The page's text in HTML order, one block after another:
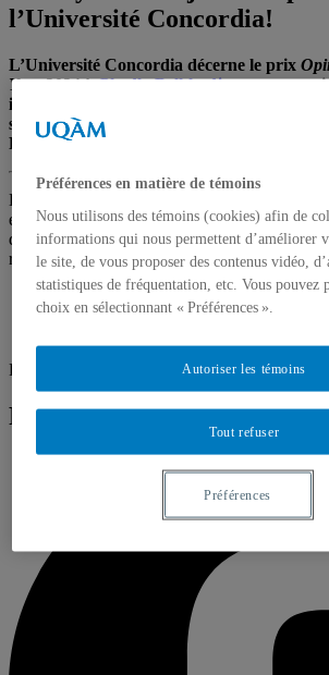
l’Université Concordia!
L’Université Concordia décerne le prix
Year 2024àChedly Belkhodja, en
interventions médiatiques qui jettent un
sur les politiques canadiennes liées à
Félicitations!
Le prix est décerné annuellement par
et ceux qui prennent position sur les questions
des lettres d’opinion, en apportant leur point
recherche. En savoir plus sur le prix
Photo : Chedly Belkhodja
Partager sur :
Préférences en matière de témoins
Nous utilisons des témoins (cookies) afin de
informations qui nous permettent d’améliorer
le site, de vous proposer des contenus vidéo,
statistiques de fréquentation, etc. Vous pouvez
choix en sélectionnant « Préférences ».
Tout refuser
Autoriser les témoins
Préférences